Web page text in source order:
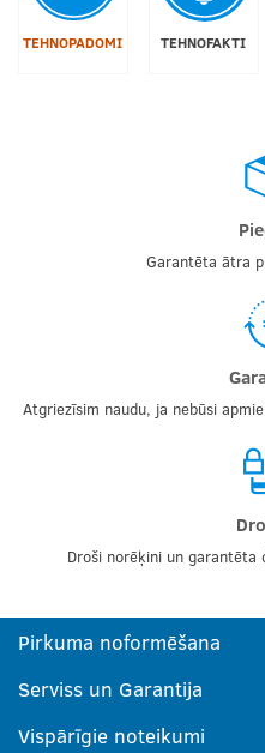
TEHNOPADOMI TEHNOFAKTI
Garantēta ātra
Atgriezīsim naudu, ja nebūsi
Droši norēķini un garantēta
Pirkuma noformēšana
Serviss un Garantija
Vispārīgie noteikumi